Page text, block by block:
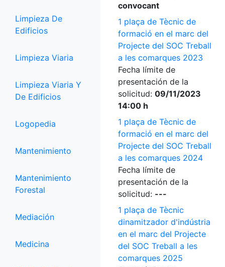
Limpieza De
Edificios
Limpieza Viaria
Limpieza Viaria Y
De Edificios
Logopedia
Mantenimiento
Mantenimiento
Forestal
Mediación
Medicina
convocant
1 plaça de Tècnic de
formació en el marc del
Projecte del SOC Treball
a les comarques 2023
Fecha límite de
presentación de la
solicitud: 09/11/2023
14:00 h
1 plaça de Tècnic de
formació en el marc del
Projecte del SOC Treball
a les comarques 2024
Fecha límite de
presentación de la
solicitud: ---
1 plaça de Tècnic
dinamitzador d'indústria
en el marc del Projecte
del SOC Treball a les
comarques 2025